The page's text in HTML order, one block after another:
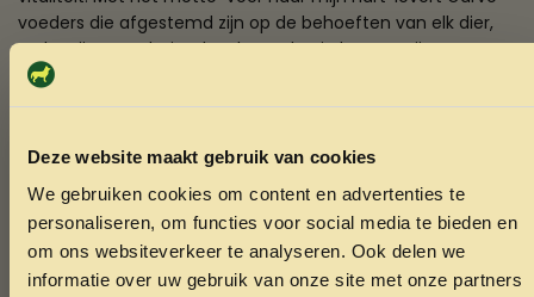
Deze website maakt gebruik van cookies
We gebruiken cookies om content en advertenties te
personaliseren, om functies voor social media te bieden en
om ons websiteverkeer te analyseren. Ook delen we
informatie over uw gebruik van onze site met onze partners
voeders die afgestemd zijn op de behoeften van elk dier,
zodat zij gezond, vitaal en levenslustig kunnen zijn. Garvo
gelooft in een wereld waarin mensen en dieren samen
volop kunnen genieten van het leven, en zet zich in voor
diensten die bijdragen aan het welzijn van dieren,
ondersteund door samenwerking, kennisdeling en
klantgerichtheid. Zo zorgt Garvo ervoor dat zowel dier als
eigenaar het beste uit het leven halen.
ONTVANG 5% KORTING OP
JE EERSTE BESTELLING!